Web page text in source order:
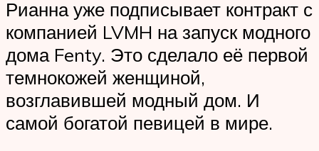
Рианна уже подписывает контракт с
компанией LVMH на запуск модного
дома Fen­ty. Это сделало её первой
темнокожей женщиной,
возглавившей модный дом. И
самой богатой певицей в мире.